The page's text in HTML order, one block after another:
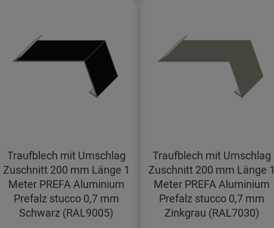
Traufblech mit Umschlag
Zuschnitt 200 mm Länge 1
Meter PREFA Aluminium
Prefalz stucco 0,7 mm
Schwarz (RAL9005)
Traufblech mit Umschlag
Zuschnitt 200 mm Länge 1
Meter PREFA Aluminium
Prefalz stucco 0,7 mm
Zinkgrau (RAL7030)